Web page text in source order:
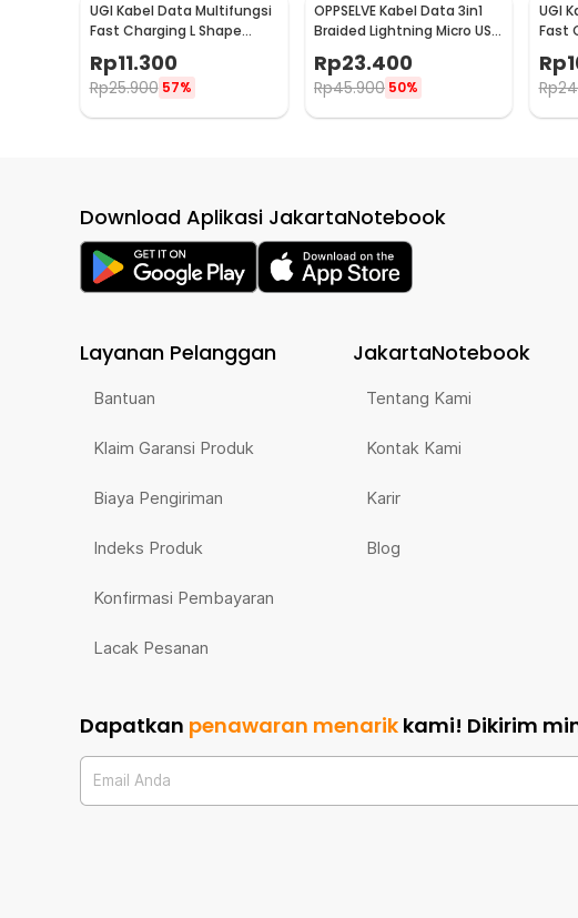
UGI Kabel Data Multifungsi
Fast Charging L Shape
Braided 2A 2M USB Type C -
W-009
Rp11.300
Rp25.900 57%
OPPSELVE Kabel Data 3in1
Braided Lightning Micro USB
Type C 5V 6A 1.2M - OP142
Rp23.400
Rp45.900 50%
UGI
Fast
C -
Rp
Rp
Download Aplikasi JakartaNotebook
Layanan Pelanggan
Bantuan
Klaim Garansi Produk
Biaya Pengiriman
Indeks Produk
Konfirmasi Pembayaran
Lacak Pesanan
JakartaNotebook
Tentang Kami
Kontak Kami
Karir
Blog
Dapatkan penawaran menarik kami! Dikirim
Email Anda